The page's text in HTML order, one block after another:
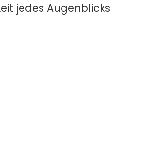
jedes Augenblicks